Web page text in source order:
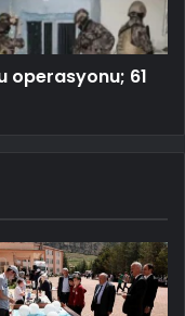
operasyonu; 61